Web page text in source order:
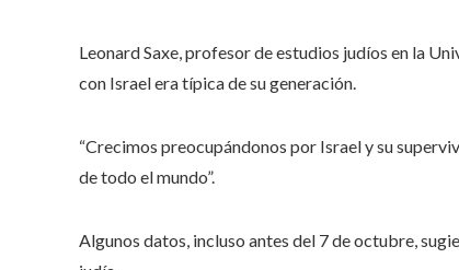
Leonard Saxe, profesor de estudios judíos en la
con Israel era típica de su generación.
“Crecimos preocupándonos por Israel y su
de todo el mundo”.
Algunos datos, incluso antes del 7 de octubre,